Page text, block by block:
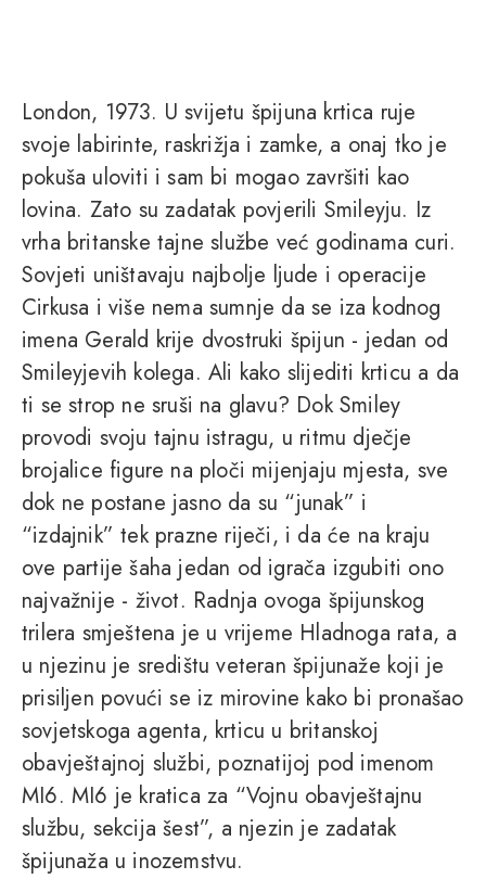
London, 1973. U svijetu špijuna krtica ruje
svoje labirinte, raskrižja i zamke, a onaj tko je
pokuša uloviti i sam bi mogao završiti kao
lovina. Zato su zadatak povjerili Smileyju. Iz
vrha britanske tajne službe već godinama curi.
Sovjeti uništavaju najbolje ljude i operacije
Cirkusa i više nema sumnje da se iza kodnog
imena Gerald krije dvostruki špijun - jedan od
Smileyjevih kolega. Ali kako slijediti krticu a da
ti se strop ne sruši na glavu? Dok Smiley
provodi svoju tajnu istragu, u ritmu dječje
brojalice figure na ploči mijenjaju mjesta, sve
dok ne postane jasno da su “junak” i
“izdajnik” tek prazne riječi, i da će na kraju
ove partije šaha jedan od igrača izgubiti ono
najvažnije - život. Radnja ovoga špijunskog
trilera smještena je u vrijeme Hladnoga rata, a
u njezinu je središtu veteran špijunaže koji je
prisiljen povući se iz mirovine kako bi pronašao
sovjetskoga agenta, krticu u britanskoj
obavještajnoj službi, poznatijoj pod imenom
MI6. MI6 je kratica za “Vojnu obavještajnu
službu, sekcija šest”, a njezin je zadatak
špijunaža u inozemstvu.